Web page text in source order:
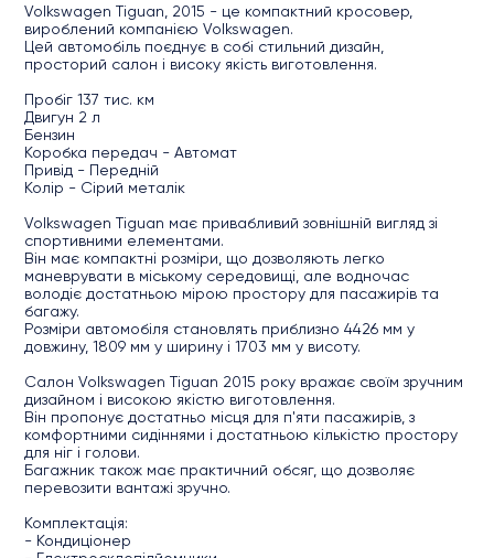
Volkswagen Tiguan, 2015 - це компактний кросовер,
вироблений компанією Volkswagen.
Цей автомобіль поєднує в собі стильний дизайн,
просторий салон і високу якість виготовлення.
Пробіг 137 тис. км
Двигун 2 л
Бензин
Коробка передач - Автомат
Привід - Передній
Колір - Сірий металік
Volkswagen Tiguan має привабливий зовнішній вигляд зі
спортивними елементами.
Він має компактні розміри, що дозволяють легко
маневрувати в міському середовищі, але водночас
володіє достатньою мірою простору для пасажирів та
багажу.
Розміри автомобіля становлять приблизно 4426 мм у
довжину, 1809 мм у ширину і 1703 мм у висоту.
Салон Volkswagen Tiguan 2015 року вражає своїм зручним
дизайном і високою якістю виготовлення.
Він пропонує достатньо місця для п'яти пасажирів, з
комфортними сидіннями і достатньою кількістю простору
для ніг і голови.
Багажник також має практичний обсяг, що дозволяє
перевозити вантажі зручно.
Комплектація:
- Кондиціонер